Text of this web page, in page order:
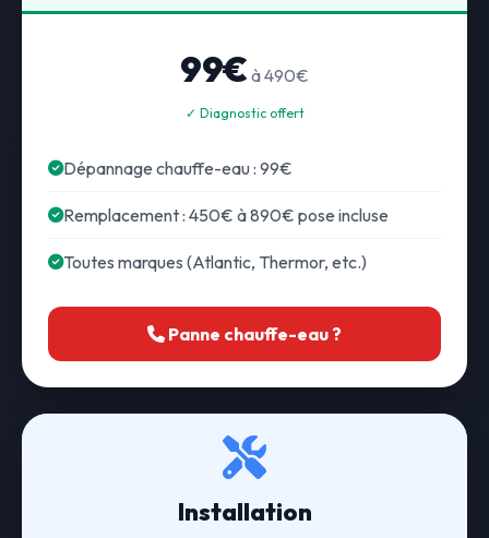
99€ à 490€
✓ Diagnostic offert
Dépannage chauffe-eau : 99€
Remplacement : 450€ à 890€ pose incluse
Toutes marques (Atlantic, Thermor, etc.)
Panne chauffe-eau ?
Installation